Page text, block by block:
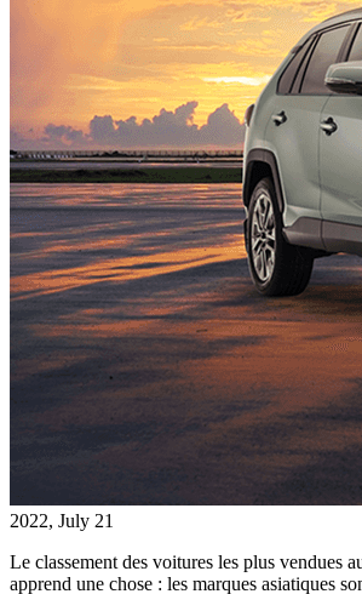
2022, July 21
Le classement des voitures les plus vendues
apprend une chose : les marques asiatiques